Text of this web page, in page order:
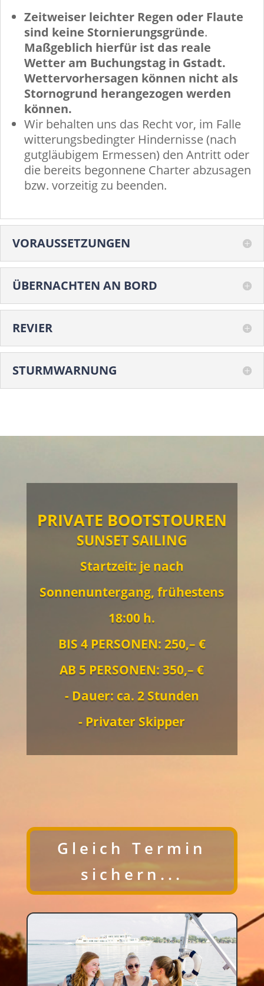
Zeitweiser leichter Regen oder Flaute
sind keine Stornierungsgründe.
Maßgeblich hierfür ist das reale
Wetter am Buchungstag in Gstadt.
Wettervorhersagen können nicht als
Stornogrund herangezogen werden
können.
Wir behalten uns das Recht vor, im Falle
witterungsbedingter Hindernisse (nach
gutgläubigem Ermessen) den Antritt oder
die bereits begonnene Charter abzusagen
bzw. vorzeitig zu beenden.
VORAUSSETZUNGEN
ÜBERNACHTEN AN BORD
REVIER
STURMWARNUNG
PRIVATE BOOTSTOUREN
SUNSET SAILING
Startzeit: je nach
Sonnenuntergang, frühestens
18:00 h.
BIS 4 PERSONEN: 250,– €
AB 5 PERSONEN: 350,– €
- Dauer: ca. 2 Stunden
- Privater Skipper
Gleich Termin
sichern...